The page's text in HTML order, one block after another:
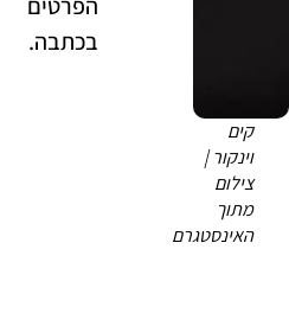
קים
וינקור |
צילום
מתוך
האינסטגרם
בכתבה.